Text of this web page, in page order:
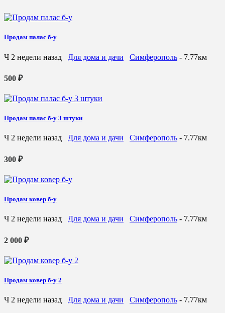
Продам палас б-у
Ч 2 недели назад Для дома и дачи Симферополь - 7.77км
500 ₽
Продам палас б-у 3 штуки
Ч 2 недели назад Для дома и дачи Симферополь - 7.77км
300 ₽
Продам ковер б-у
Ч 2 недели назад Для дома и дачи Симферополь - 7.77км
2 000 ₽
Продам ковер б-у 2
Ч 2 недели назад Для дома и дачи Симферополь - 7.77км